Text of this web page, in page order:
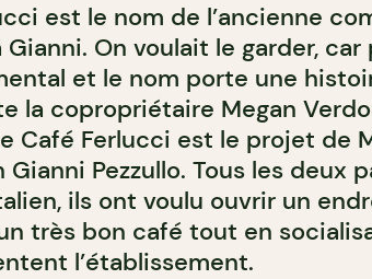
est le nom de l’ancienne
Gianni. On voulait le garder, car
et le nom porte une
la copropriétaire Megan
Café Ferlucci est le projet de
Gianni Pezzullo. Tous les deux
ils ont voulu ouvrir un
très bon café tout en
l’établissement.